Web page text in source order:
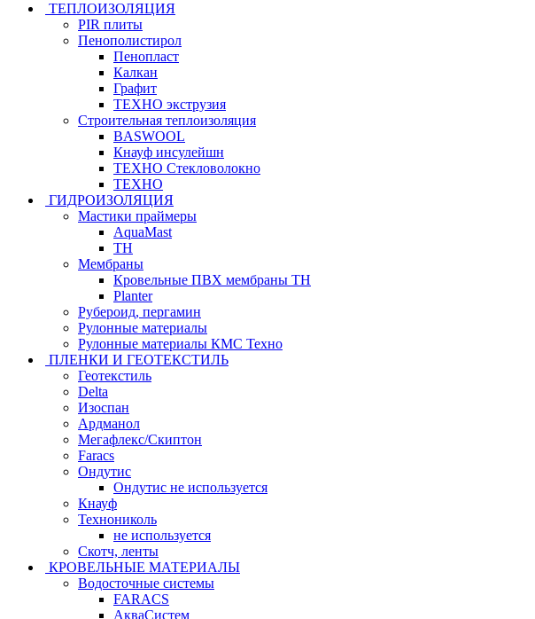
ТЕПЛОИЗОЛЯЦИЯ
PIR плиты
Пенополистирол
Пенопласт
Калкан
Графит
ТЕХНО экструзия
Строительная теплоизоляция
BASWOOL
Кнауф инсулейшн
ТЕХНО Стекловолокно
ТЕХНО
ГИДРОИЗОЛЯЦИЯ
Мастики праймеры
AquaMast
ТН
Мембраны
Кровельные ПВХ мембраны ТН
Planter
Рубероид, пергамин
Рулонные материалы
Рулонные материалы КМС Техно
ПЛЕНКИ И ГЕОТЕКСТИЛЬ
Геотекстиль
Delta
Изоспан
Ардманол
Мегафлекс/Скиптон
Faracs
Ондутис
Ондутис не используется
Кнауф
Технониколь
не используется
Скотч, ленты
КРОВЕЛЬНЫЕ МАТЕРИАЛЫ
Водосточные системы
FARACS
АкваСистем